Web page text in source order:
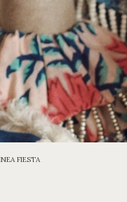
FIESTA